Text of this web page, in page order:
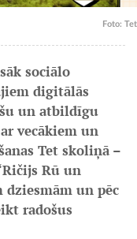
Foto: Tet
sociālo
digitālās
un atbildīgu
vecākiem un
Tet skoliņā –
Rū un
un pēc
radošus